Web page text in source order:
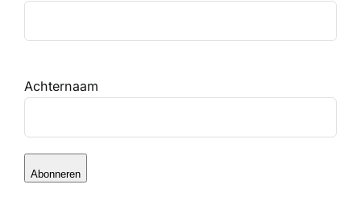
Achternaam
Abonneren